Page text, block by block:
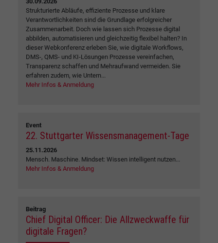
Strukturierte Abläufe, effiziente Prozesse und klare
Verantwortlichkeiten sind die Grundlage erfolgreicher
Zusammenarbeit. Doch wie lassen sich Prozesse digital
abbilden, automatisieren und gleichzeitig flexibel halten? In
dieser Webkonferenz erleben Sie, wie digitale Workflows,
DMS-, QMS- und KI-Lösungen Prozesse vereinfachen,
Transparenz schaffen und Mehraufwand vermeiden. Sie
erfahren zudem, wie Untern...
Mehr Infos & Anmeldung
Event
22. Stuttgarter Wissensmanagement-Tage
25.11.2026
Mensch. Maschine. Mindset: Wissen intelligent nutzen...
Mehr Infos & Anmeldung
Beitrag
Chief Digital Officer: Die Allzweckwaffe für
digitale Fragen?